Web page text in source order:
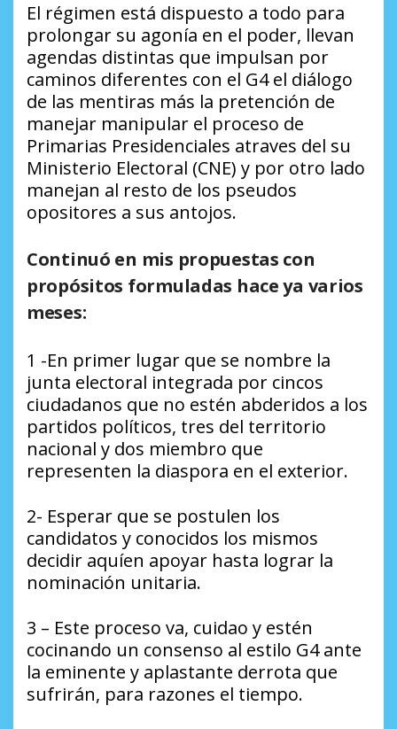
El régimen está dispuesto a todo para
prolongar su agonía en el poder, llevan
agendas distintas que impulsan por
caminos diferentes con el G4 el diálogo
de las mentiras más la pretención de
manejar manipular el proceso de
Primarias Presidenciales atraves del su
Ministerio Electoral (CNE) y por otro lado
manejan al resto de los pseudos
opositores a sus antojos.
Continuó en mis propuestas con
propósitos formuladas hace ya varios
meses:
1 -En primer lugar que se nombre la
junta electoral integrada por cincos
ciudadanos que no estén abderidos a los
partidos políticos, tres del territorio
nacional y dos miembro que
representen la diaspora en el exterior.
2- Esperar que se postulen los
candidatos y conocidos los mismos
decidir aquíen apoyar hasta lograr la
nominación unitaria.
3 – Este proceso va, cuidao y estén
cocinando un consenso al estilo G4 ante
la eminente y aplastante derrota que
sufrirán, para razones el tiempo.